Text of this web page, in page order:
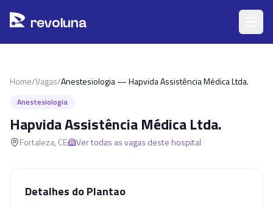
revoluna
Home/Vagas/Anestesiologia — Hapvida Assistência Médica Ltda.
Anestesiologia
Hapvida Assistência Médica Ltda.
Fortaleza, CE Ver todas as vagas deste hospital
Detalhes do Plantao